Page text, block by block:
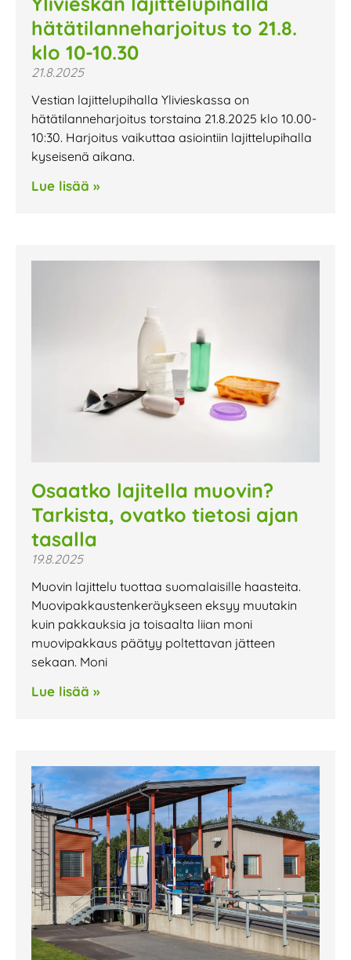
hätätilanneharjoitus to 21.8.
klo 10-10.30
21.8.2025
Vestian lajittelupihalla Ylivieskassa on
hätätilanneharjoitus torstaina 21.8.2025 klo 10.00-
10:30. Harjoitus vaikuttaa asiointiin lajittelupihalla
kyseisenä aikana.
Lue lisää »
Osaatko lajitella muovin?
Tarkista, ovatko tietosi ajan
tasalla
19.8.2025
Muovin lajittelu tuottaa suomalaisille haasteita.
Muovipakkaustenkeräykseen eksyy muutakin
kuin pakkauksia ja toisaalta liian moni
muovipakkaus päätyy poltettavan jätteen
sekaan. Moni
Lue lisää »